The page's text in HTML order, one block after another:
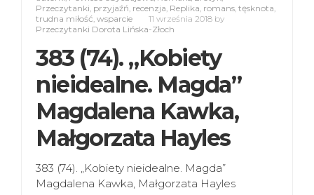
Przeczytanki, przyjaźń, recenzja, Replika, romans, tęsknota,
trudna miłość, wsparcie 11 września 2018 by
Przeczytanki Dorota Lińska-Złoch
383 (74). „Kobiety
nieidealne. Magda”
Magdalena Kawka,
Małgorzata Hayles
383 (74). „Kobiety nieidealne. Magda”
Magdalena Kawka, Małgorzata Hayles